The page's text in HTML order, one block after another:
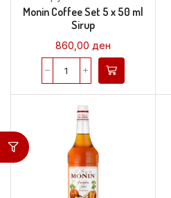
Monin Coffee Set 5 x 50 ml
Sirup
860,00 ден